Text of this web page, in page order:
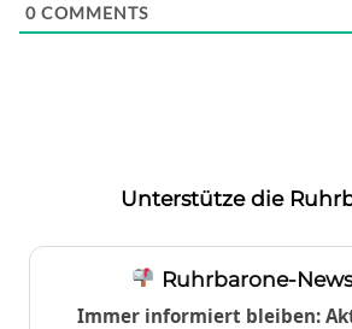
0 COMMENTS
Unterstütze die
Ruhrbarone-
Immer informiert bleiben: